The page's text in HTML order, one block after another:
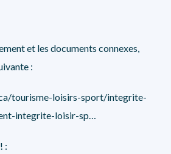
et les documents connexes,
:
tourisme-loisirs-sport/integrite-
integrite-loisir-sp…
: